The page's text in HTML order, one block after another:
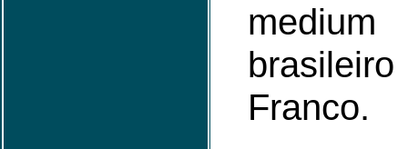
Franco.